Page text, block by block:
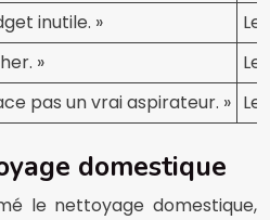
inutile. »
Le
»
pas un vrai aspirateur. » Le
domestique
le nettoyage domestique,